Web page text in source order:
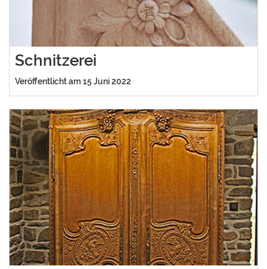
Schnitzerei
Veröffentlicht am 15 Juni 2022